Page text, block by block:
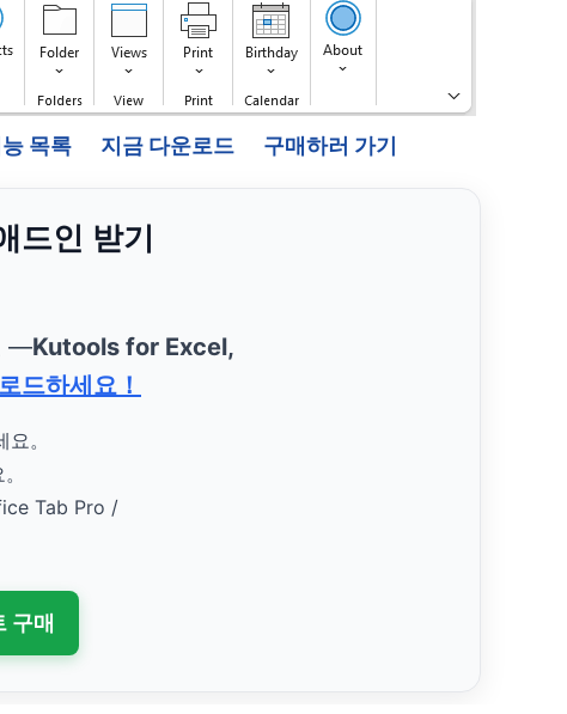
목록 지금 다운로드 구매하러 가기
드인 받기
—Kutools for Excel,
드하세요！
。
Tab Pro /
구매